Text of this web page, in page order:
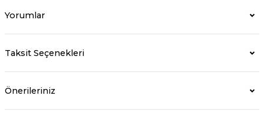
Yorumlar
Taksit Seçenekleri
Önerileriniz